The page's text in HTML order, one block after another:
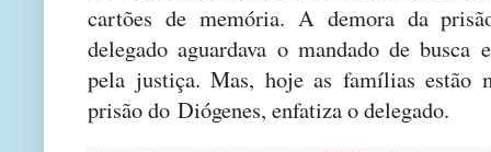
cartões de memória. A demora da
delegado aguardava o mandado de busca
pela justiça. Mas, hoje as famílias estão
prisão do Diógenes, enfatiza o delegado.